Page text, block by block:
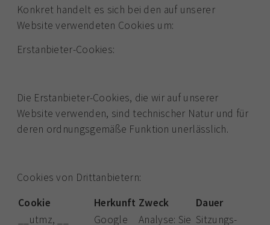
Konkret handelt es sich bei den auf unserer
Website verwendeten Cookies um:
Erstanbieter-Cookies:
Die Erstanbieter-Cookies, die wir auf unserer
Website verwenden, sind technischer Natur und für
deren ordnungsgemäße Funktion unerlässlich.
Cookies von Drittanbietern:
Cookie
Herkunft Zweck
Dauer
__utmz, __
Google
Analyse: Sie Sitzungs-